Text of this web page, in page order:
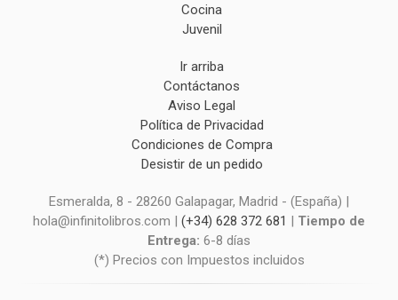
Cocina
Juvenil
Ir arriba
Contáctanos
Aviso Legal
Política de Privacidad
Condiciones de Compra
Desistir de un pedido
Esmeralda, 8 - 28260 Galapagar, Madrid - (España) |
hola@infinitolibros.com | (+34) 628 372 681 | Tiempo de
Entrega: 6-8 días
(*) Precios con Impuestos incluidos